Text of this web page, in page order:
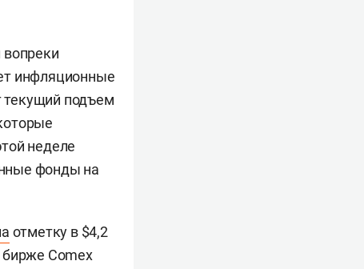
инфляционные
текущий подъем
неделе
фонды на
отметку в $4,2
Comex